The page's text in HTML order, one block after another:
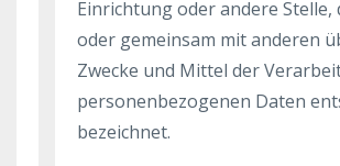
Einrichtung oder andere Stelle,
oder gemeinsam mit anderen
Zwecke und Mittel der
personenbezogenen Daten
bezeichnet.